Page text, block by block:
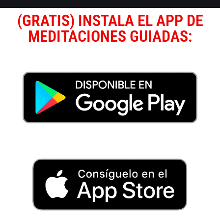
(GRATIS) INSTALA EL APP DE
MEDITACIONES GUIADAS: